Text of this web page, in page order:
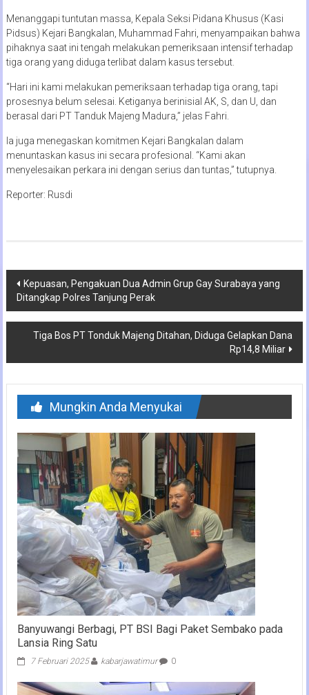
Menanggapi tuntutan massa, Kepala Seksi Pidana Khusus (Kasi
Pidsus) Kejari Bangkalan, Muhammad Fahri, menyampaikan bahwa
pihaknya saat ini tengah melakukan pemeriksaan intensif terhadap
tiga orang yang diduga terlibat dalam kasus tersebut.
“Hari ini kami melakukan pemeriksaan terhadap tiga orang, tapi
prosesnya belum selesai. Ketiganya berinisial AK, S, dan U, dan
berasal dari PT Tanduk Majeng Madura,” jelas Fahri.
Ia juga menegaskan komitmen Kejari Bangkalan dalam
menuntaskan kasus ini secara profesional. “Kami akan
menyelesaikan perkara ini dengan serius dan tuntas,” tutupnya.
Reporter: Rusdi
Navigasi
pos
Kepuasan, Pengakuan Dua Admin Grup Gay Surabaya yang
Ditangkap Polres Tanjung Perak
Tiga Bos PT Tonduk Majeng Ditahan, Diduga Gelapkan Dana
Rp14,8 Miliar
Mungkin Anda Menyukai
Banyuwangi Berbagi, PT BSI Bagi Paket Sembako pada
Lansia Ring Satu
7 Februari 2025 kabarjawatimur 0